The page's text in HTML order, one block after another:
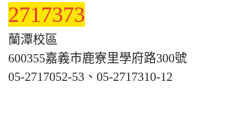
2717373
蘭潭校區
600355嘉義市鹿寮里學府路300號
05-2717052-53、05-2717310-12